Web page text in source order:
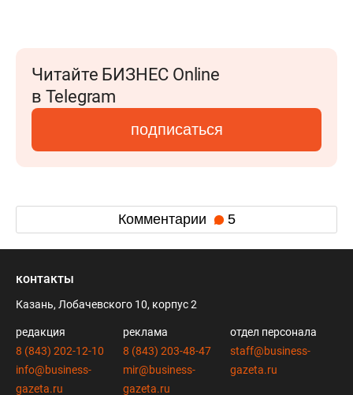
Читайте БИЗНЕС Online
в Telegram
подписаться
Комментарии 5
контакты
Казань, Лобачевского 10, корпус 2
редакция
8 (843) 202-12-10
info@business-
gazeta.ru
реклама
8 (843) 203-48-47
mir@business-
gazeta.ru
отдел персонала
staff@business-
gazeta.ru